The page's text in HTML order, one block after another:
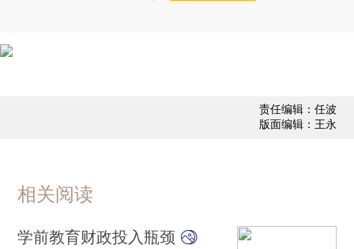
责任编辑：任波
版面编辑：王永
相关阅读
学前教育财政投入瓶颈